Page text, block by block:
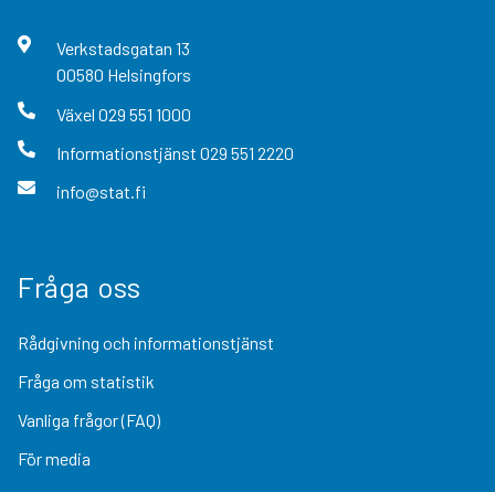
Verkstadsgatan 13
00580 Helsingfors
Växel 029 551 1000
Informationstjänst 029 551 2220
info@stat.fi
Fråga oss
Rådgivning och informationstjänst
Fråga om statistik
Vanliga frågor (FAQ)
För media